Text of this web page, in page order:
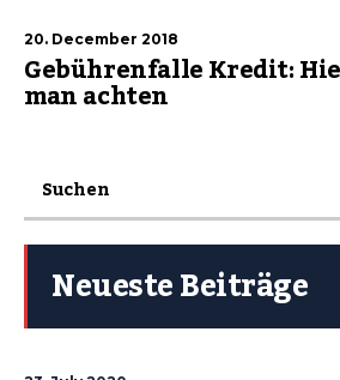
20. December 2018
Gebührenfalle Kredit:
man achten
Neueste Beiträge